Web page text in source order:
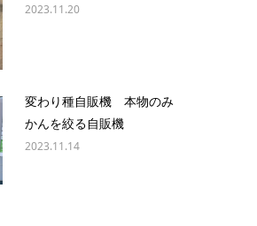
2023.11.20
変わり種自販機 本物のみ
かんを絞る自販機
2023.11.14